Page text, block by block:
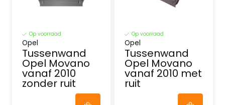
Op voorraad
Opel
Tussenwand
Opel Movano
vanaf 2010
zonder ruit
Op voorraad
Opel
Tussenwand
Opel Movano
vanaf 2010 met
ruit